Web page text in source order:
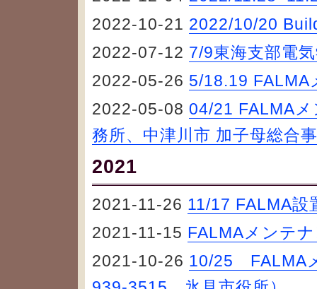
2022-10-21 2022/10/20
2022-07-12 7/9東海支部電
2022-05-26 5/18.19 FALMA
2022-05-08 04/21 FALMA
務所、中津川市 加子母総合
2021
2021-11-26 11/17 FALMA設
2021-11-15 FALMAメンテ
2021-10-26 10/25 FALMA